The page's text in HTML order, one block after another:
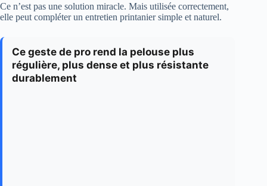
Ce n’est pas une solution miracle. Mais utilisée correctement,
elle peut compléter un entretien printanier simple et naturel.
Ce geste de pro rend la pelouse plus
régulière, plus dense et plus résistante
durablement